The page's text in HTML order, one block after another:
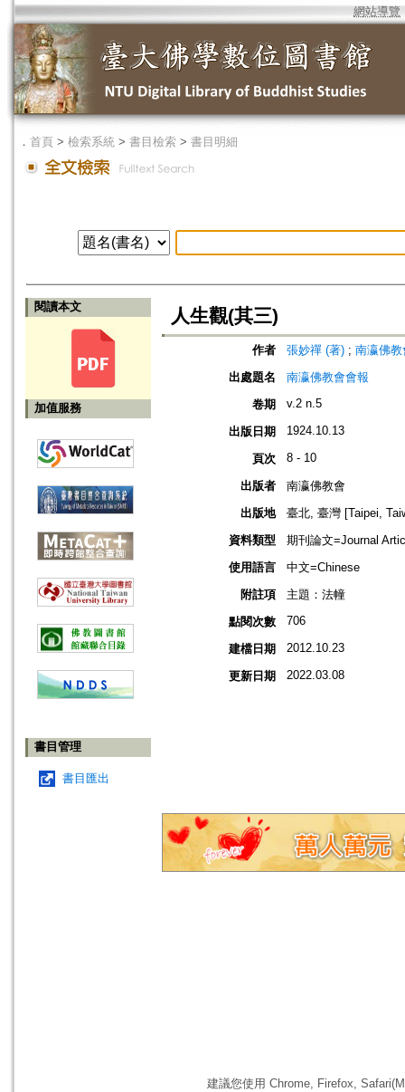
網站導覽
． 首頁 > 檢索系統 > 書目檢索 > 書目明細
閱讀本文
加值服務
書目管理
書目匯出
人生觀(其三)
作者 張妙禪 (著) ; 南瀛佛
出處題名
南瀛佛教會會報
卷期
v.2 n.5
出版日期 1924.10.13
頁次 8 - 10
出版者
南瀛佛教會
出版地
臺北, 臺灣 [Taipei,
資料類型
期刊論文=Journal
使用語言
中文=Chinese
附註項
主題：法幢
點閱次數
706
建檔日期 2012.10.23
更新日期 2022.03.08
建議您使用 Chrome, Firefox,